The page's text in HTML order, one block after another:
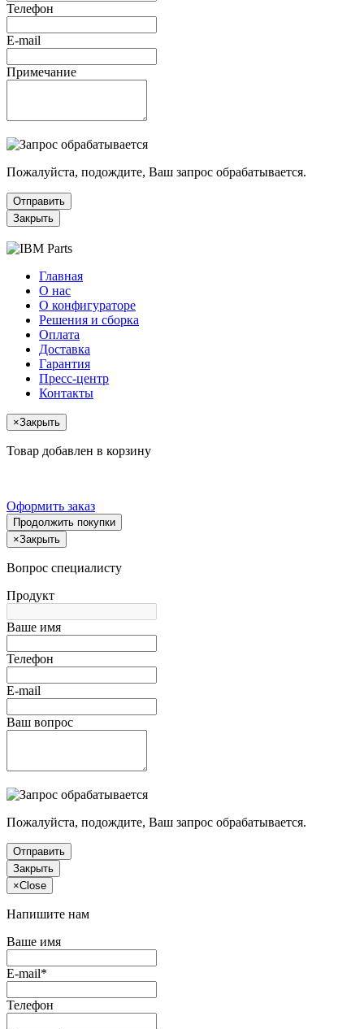
Телефон
E-mail
Примечание
Пожалуйста, подождите, Ваш запрос обрабатывается.
Отправить
Закрыть
Главная
О нас
О конфигураторе
Решения и сборка
Оплата
Доставка
Гарантия
Пресс-центр
Контакты
×Закрыть
Товар добавлен в корзину
Оформить заказ
Продолжить покупки
×Закрыть
Вопрос специалисту
Продукт
Ваше имя
Телефон
E-mail
Ваш вопрос
Пожалуйста, подождите, Ваш запрос обрабатывается.
Отправить
Закрыть
×Close
Напишите нам
Ваше имя
E-mail*
Телефон